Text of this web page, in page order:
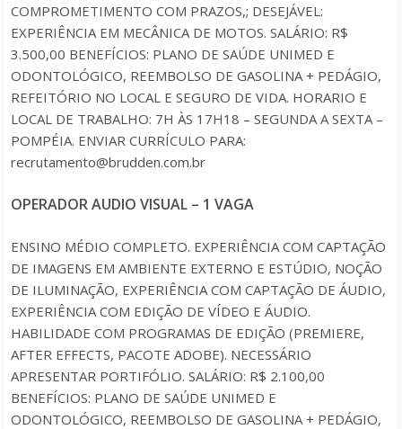
COMPROMETIMENTO COM PRAZOS,; DESEJÁVEL:
EXPERIÊNCIA EM MECÂNICA DE MOTOS. SALÁRIO: R$
3.500,00 BENEFÍCIOS: PLANO DE SAÚDE UNIMED E
ODONTOLÓGICO, REEMBOLSO DE GASOLINA + PEDÁGIO,
REFEITÓRIO NO LOCAL E SEGURO DE VIDA. HORARIO E
LOCAL DE TRABALHO: 7H ÀS 17H18 – SEGUNDA A SEXTA –
POMPÉIA. ENVIAR CURRÍCULO PARA:
recrutamento@brudden.com.br
OPERADOR AUDIO VISUAL – 1 VAGA
ENSINO MÉDIO COMPLETO. EXPERIÊNCIA COM CAPTAÇÃO
DE IMAGENS EM AMBIENTE EXTERNO E ESTÚDIO, NOÇÃO
DE ILUMINAÇÃO, EXPERIÊNCIA COM CAPTAÇÃO DE ÁUDIO,
EXPERIÊNCIA COM EDIÇÃO DE VÍDEO E ÁUDIO.
HABILIDADE COM PROGRAMAS DE EDIÇÃO (PREMIERE,
AFTER EFFECTS, PACOTE ADOBE). NECESSÁRIO
APRESENTAR PORTIFÓLIO. SALÁRIO: R$ 2.100,00
BENEFÍCIOS: PLANO DE SAÚDE UNIMED E
ODONTOLÓGICO, REEMBOLSO DE GASOLINA + PEDÁGIO,